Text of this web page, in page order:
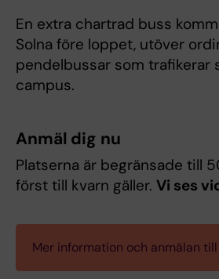
En extra chartrad buss
Solna före loppet, utöver
pendelbussar som trafikerar
campus.
Anmäl dig nu
Platserna är begränsade till
först till kvarn gäller. Vi ses
Mer information och anmälan